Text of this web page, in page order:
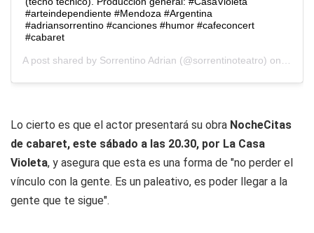
#arteindependiente #Mendoza #Argentina
#adriansorrentino #canciones #humor #cafeconcert
#cabaret
A post shared by Sorrentino Adrian (@sorrentinoteatro) on
Lo cierto es que el actor presentará su obra NocheCitas
de cabaret, este sábado a las 20.30, por La Casa
Violeta, y asegura que esta es una forma de "no perder el
vínculo con la gente. Es un paleativo, es poder llegar a la
gente que te sigue".